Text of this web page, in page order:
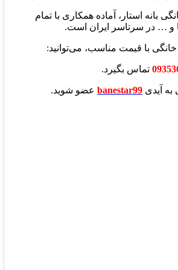
بانه استار، آماده همکاری با تمام
و … در سرتاسر ایران است.
با قیمت مناسب، می‌توانید:
تماس بگیرد.
به آیدی banestar99 عضو شوید.